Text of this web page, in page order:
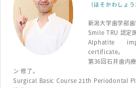
（ほそかわしょう
新潟大学歯学部
Smile TRU 認定医
Alphatite
certificate。
第36回石井歯内
ン 修了。
Surgical Basic Course 21th Periodontal